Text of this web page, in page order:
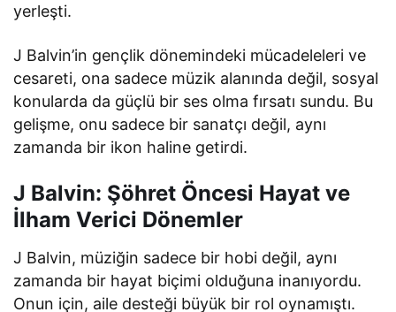
yerleşti.
J Balvin’in gençlik dönemindeki mücadeleleri ve
cesareti, ona sadece müzik alanında değil, sosyal
konularda da güçlü bir ses olma fırsatı sundu. Bu
gelişme, onu sadece bir sanatçı değil, aynı
zamanda bir ikon haline getirdi.
J Balvin: Şöhret Öncesi Hayat ve
İlham Verici Dönemler
J Balvin, müziğin sadece bir hobi değil, aynı
zamanda bir hayat biçimi olduğuna inanıyordu.
Onun için, aile desteği büyük bir rol oynamıştı.